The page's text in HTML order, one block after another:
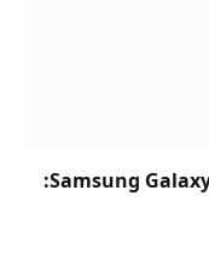
Samsung Galaxy Z Fold 8 Ultra vs Galaxy Z Fold 7: